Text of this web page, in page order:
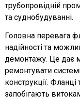
трубопровідній
та суднобудуванні.
Головна перевага
надійності та
демонтажу. Це дає
ремонтувати
конструкції.
запобігають